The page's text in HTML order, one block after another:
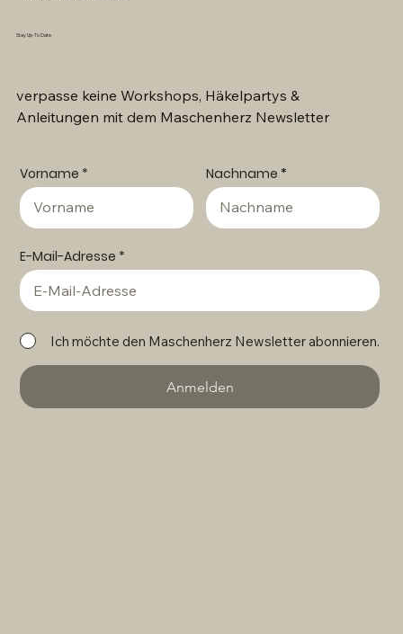
Stay Up-To Date
verpasse keine Workshops, Häkelpartys &
Anleitungen mit dem Maschenherz Newsletter
Vorname
E-Mail-Adresse
Nachname
Anmelden
Ich möchte den Maschenherz Newsletter abonnieren.